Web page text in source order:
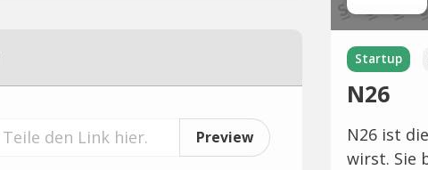
Preview
Startup
N26
N26 ist
wirst. Sie